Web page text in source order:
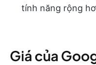
tính năng rộng
Giá của